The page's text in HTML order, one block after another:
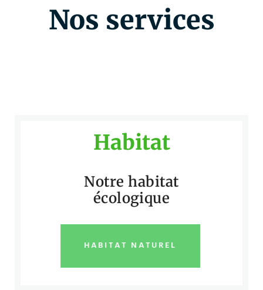
Nos services
Habitat
Notre habitat
écologique
HABITAT NATUREL